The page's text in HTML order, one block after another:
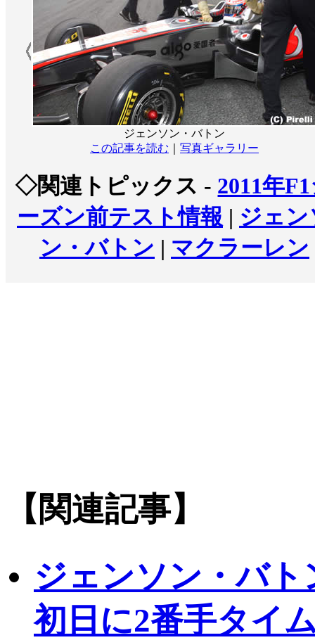
ジェンソン・バトン
この記事を読む
写真ギャラリー
◇関連トピックス - 2011年
ーズン前テスト情報 | ジェン
ン・バトン | マクラーレン
【関連記事】
ジェンソン・バ
初日に2番手タイ